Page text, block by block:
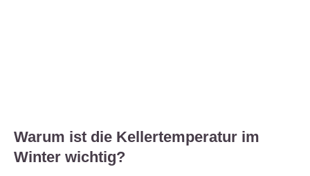
Warum ist die Kellertemperatur im
Winter wichtig?